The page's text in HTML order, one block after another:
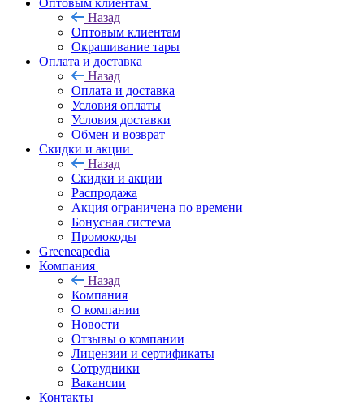
Оптовым клиентам
Назад
Оптовым клиентам
Окрашивание тары
Оплата и доставка
Назад
Оплата и доставка
Условия оплаты
Условия доставки
Обмен и возврат
Скидки и акции
Назад
Скидки и акции
Распродажа
Акция ограничена по времени
Бонусная система
Промокоды
Greeneapedia
Компания
Назад
Компания
О компании
Новости
Отзывы о компании
Лицензии и сертификаты
Сотрудники
Вакансии
Контакты